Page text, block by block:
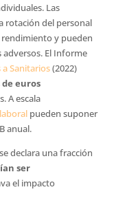
Las
rotación del personal
y pueden
El Informe
Sanitarios(2022)
euros
A escala
pueden suponer
anual.
declara una fracción
ser
el impacto